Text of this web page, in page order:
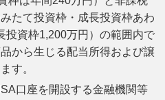
たて投資枠・成長投資枠あわ
投資枠1,200万円）の範囲内で
から生じる配当所得および譲
す。
口座を開設する金融機関等